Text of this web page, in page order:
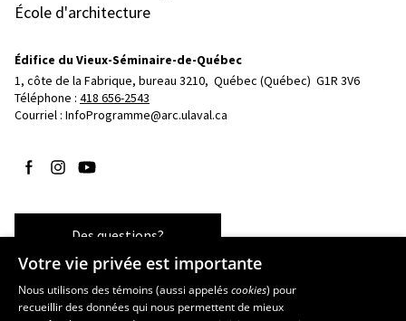
École d'architecture
Édifice du Vieux-Séminaire-de-Québec
1, côte de la Fabrique, bureau 3210, Québec (Québec)  G1R 3V6
Téléphone : 418 656-2543
Courriel : InfoProgramme@arc.ulaval.ca
Suivez-nous sur Facebook
Suivez-nous sur Instagram
Suivez-nous sur YouTube
Des questions?
Les écoles et la recherche
Votre vie privée est importante
Nous utilisons des témoins (aussi appeléscookies) pour
recueillir des données qui nous permettent de mieux